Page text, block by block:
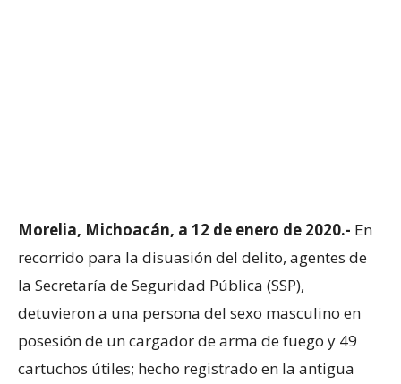
Morelia, Michoacán, a 12 de enero de 2020.- En
recorrido para la disuasión del delito, agentes de
la Secretaría de Seguridad Pública (SSP),
detuvieron a una persona del sexo masculino en
posesión de un cargador de arma de fuego y 49
cartuchos útiles; hecho registrado en la antigua